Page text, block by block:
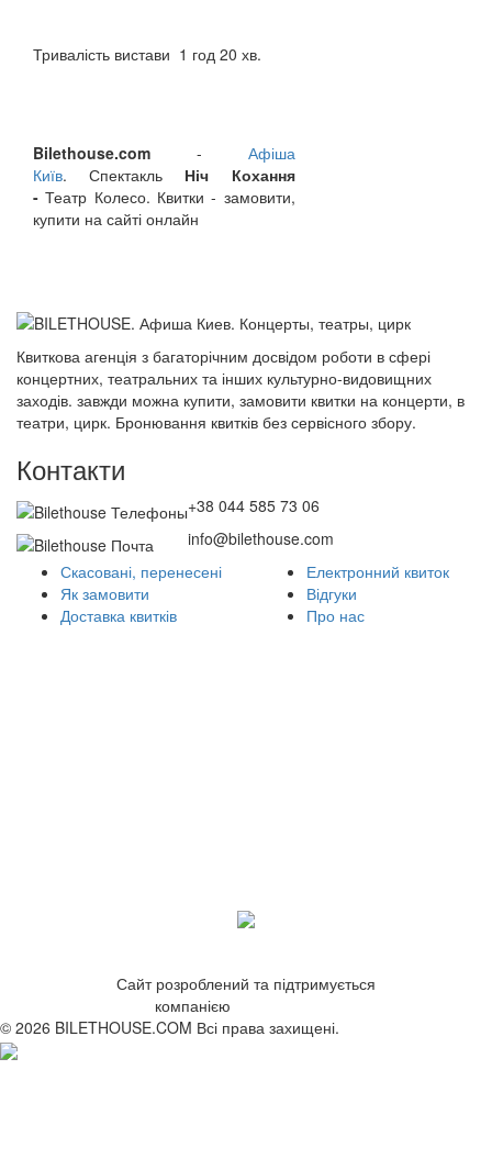
Тривалість вистави 1 год 20 хв.
Bilethouse.com - Афіша
Київ. Спектакль Ніч Кохання
- Театр Колесо. Квитки - замовити,
купити на сайті онлайн
Квиткова агенція з багаторічним досвідом роботи в сфері
концертних, театральних та інших культурно-видовищних
заходів. завжди можна купити, замовити квитки на концерти, в
театри, цирк. Бронювання квитків без сервісного збору.
Контакти
+38 044 585 73 06
info@bilethouse.com
Скасовані, перенесені
Як замовити
Доставка квитків
Електронний квиток
Відгуки
Про нас
Сайт розроблений та підтримується
компанією
© 2026 BILETHOUSE.COM Всі права захищені.